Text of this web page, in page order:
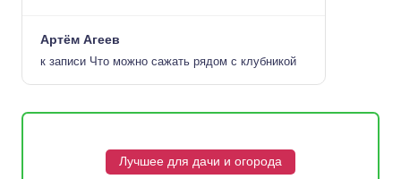
Артём Агеев
к записи Что можно сажать рядом с клубникой
Лучшее для дачи и огорода